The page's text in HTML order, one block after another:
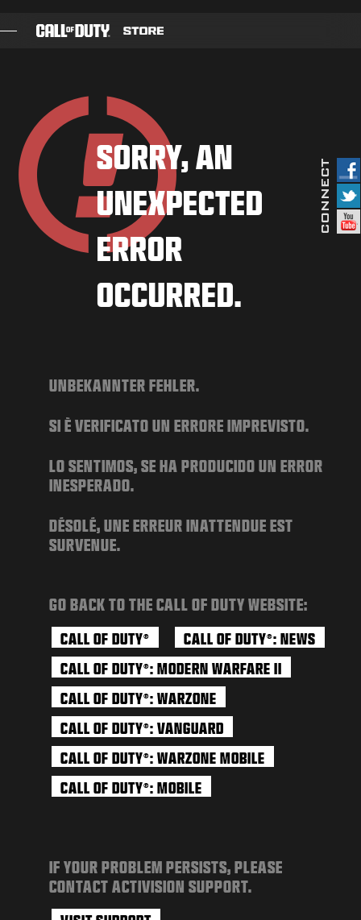
BATTLE PASS
BLACKCELL
PUNTI COD
NEGOZIO ABBIGLIAMENTO
COMBAT BUILDS
ESPORTS
ASSISTENZA
REGISTRATI
SORRY, AN
UNEXPECTED
ERROR
OCCURRED.
UNBEKANNTER FEHLER.
SI È VERIFICATO UN ERRORE IMPREVISTO.
LO SENTIMOS, SE HA PRODUCIDO UN ERROR
INESPERADO.
DÉSOLÉ, UNE ERREUR INATTENDUE EST
SURVENUE.
GO BACK TO THE CALL OF DUTY WEBSITE:
CALL OF DUTY® CALL OF DUTY®: NEWS
CALL OF DUTY®: MODERN WARFARE II
CALL OF DUTY®: WARZONE
CALL OF DUTY®: VANGUARD
CALL OF DUTY®: WARZONE MOBILE
CALL OF DUTY®: MOBILE
IF YOUR PROBLEM PERSISTS, PLEASE
CONTACT ACTIVISION SUPPORT.